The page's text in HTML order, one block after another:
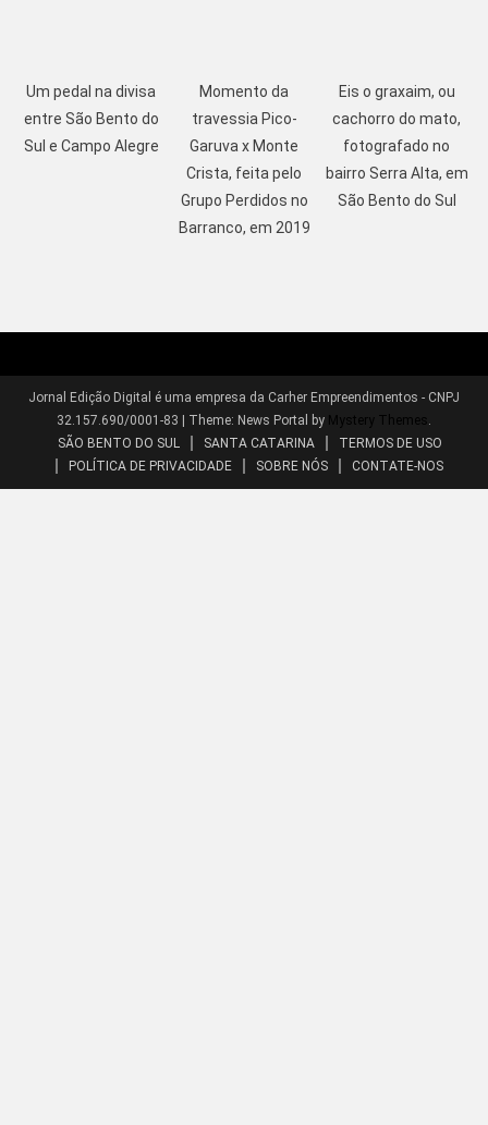
Um pedal na divisa
entre São Bento do
Sul e Campo Alegre
Momento da
travessia Pico-
Garuva x Monte
Crista, feita pelo
Grupo Perdidos no
Barranco, em 2019
Eis o graxaim, ou
cachorro do mato,
fotografado no
bairro Serra Alta, em
São Bento do Sul
Jornal Edição Digital é uma empresa da Carher Empreendimentos - CNPJ
32.157.690/0001-83 | Theme: News Portal by Mystery Themes
SÃO BENTO DO SUL
SANTA CATARINA
TERMOS DE USO
POLÍTICA DE PRIVACIDADE
SOBRE NÓS CONTATE-NOS